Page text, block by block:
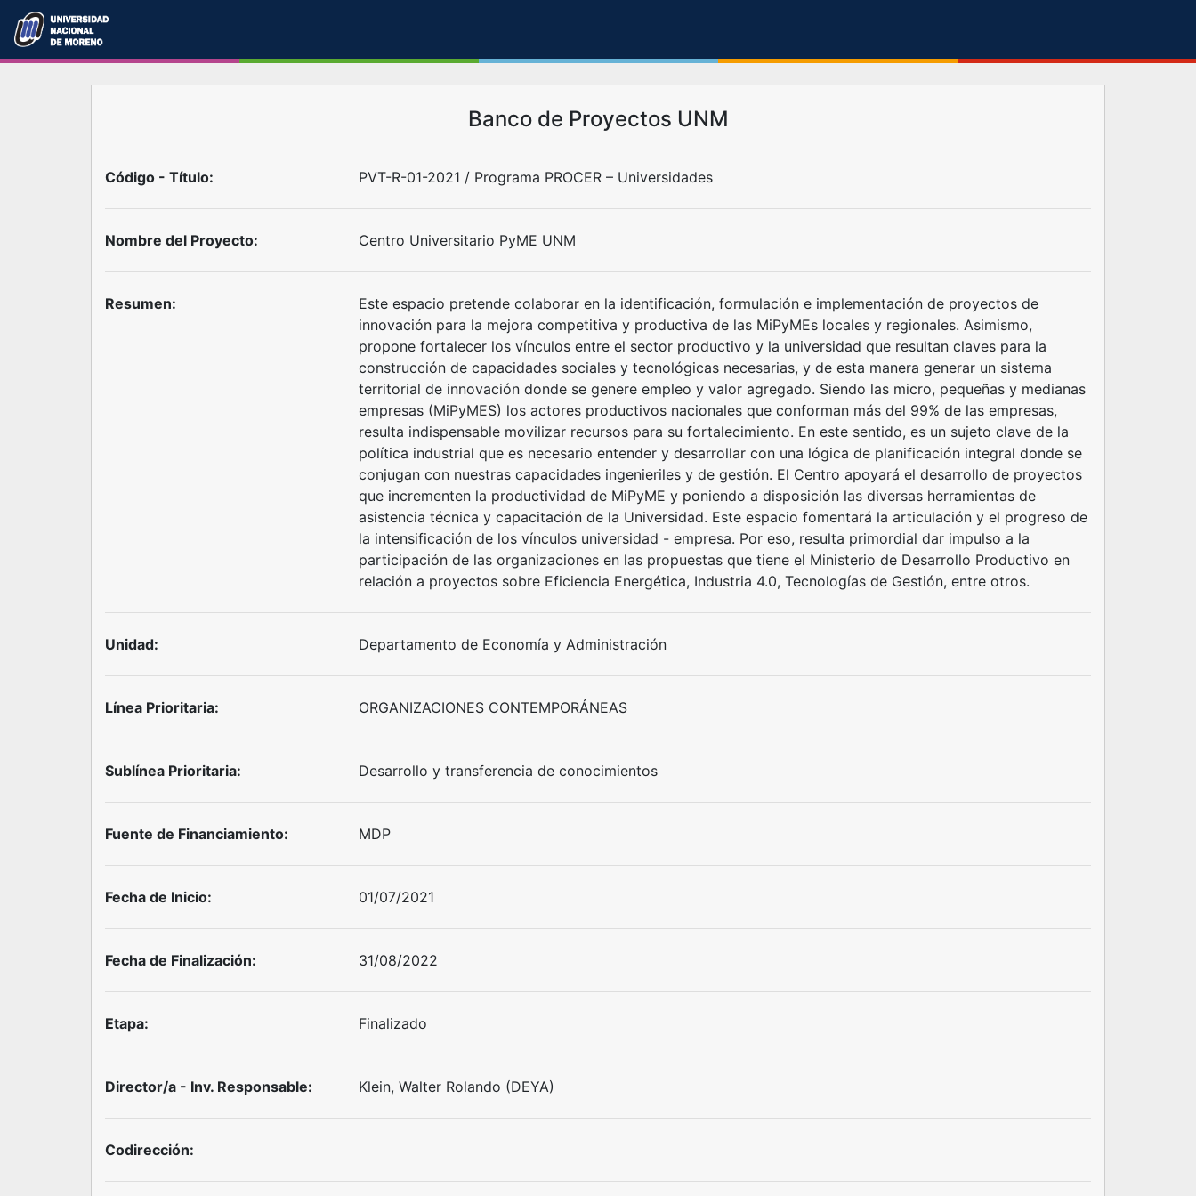
Banco de Proyectos UNM
Código - Título: PVT-R-01-2021 / Programa PROCER – Universidades
Nombre del Proyecto: Centro Universitario PyME UNM
Resumen:
Este espacio pretende colaborar en la identificación, formulación e implementación de proyectos de
innovación para la mejora competitiva y productiva de las MiPyMEs locales y regionales. Asimismo,
propone fortalecer los vínculos entre el sector productivo y la universidad que resultan claves para la
construcción de capacidades sociales y tecnológicas necesarias, y de esta manera generar un sistema
territorial de innovación donde se genere empleo y valor agregado. Siendo las micro, pequeñas y medianas
empresas (MiPyMES) los actores productivos nacionales que conforman más del 99% de las empresas,
resulta indispensable movilizar recursos para su fortalecimiento. En este sentido, es un sujeto clave de la
política industrial que es necesario entender y desarrollar con una lógica de planificación integral donde se
conjugan con nuestras capacidades ingenieriles y de gestión. El Centro apoyará el desarrollo de proyectos
que incrementen la productividad de MiPyME y poniendo a disposición las diversas herramientas de
asistencia técnica y capacitación de la Universidad. Este espacio fomentará la articulación y el progreso de
la intensificación de los vínculos universidad - empresa. Por eso, resulta primordial dar impulso a la
participación de las organizaciones en las propuestas que tiene el Ministerio de Desarrollo Productivo en
relación a proyectos sobre Eficiencia Energética, Industria 4.0, Tecnologías de Gestión, entre otros.
Unidad: Departamento de Economía y Administración
Línea Prioritaria: ORGANIZACIONES CONTEMPORÁNEAS
Sublínea Prioritaria: Desarrollo y transferencia de conocimientos
Fuente de Financiamiento: MDP
Fecha de Inicio: 01/07/2021
Fecha de Finalización: 31/08/2022
Etapa: Finalizado
Director/a - Inv. Responsable: Klein, Walter Rolando (DEYA)
Codirección: